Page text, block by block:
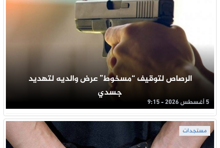
الرصاص لتوقيف “مسخوط” عرض والديه لتهديد
جسدي
5 أغسطس 2026 - 9:15
مستجدات